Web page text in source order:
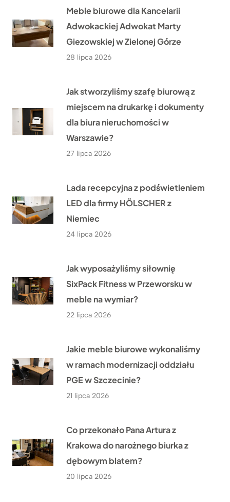
Meble biurowe dla Kancelarii
Adwokackiej Adwokat Marty
Giezowskiej w Zielonej Górze
28 lipca 2026
Jak stworzyliśmy szafę biurową z
miejscem na drukarkę i dokumenty
dla biura nieruchomości w
Warszawie?
27 lipca 2026
Lada recepcyjna z podświetleniem
LED dla firmy HÖLSCHER z
Niemiec
24 lipca 2026
Jak wyposażyliśmy siłownię
SixPack Fitness w Przeworsku w
meble na wymiar?
22 lipca 2026
Jakie meble biurowe wykonaliśmy
w ramach modernizacji oddziału
PGE w Szczecinie?
21 lipca 2026
Co przekonało Pana Artura z
Krakowa do narożnego biurka z
dębowym blatem?
20 lipca 2026